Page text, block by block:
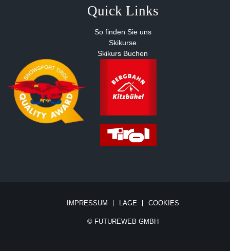
Quick Links
So finden Sie uns
Skikurse
Skikurs Buchen
IMPRESSUM LAGE COOKIES
© FUTUREWEB GMBH